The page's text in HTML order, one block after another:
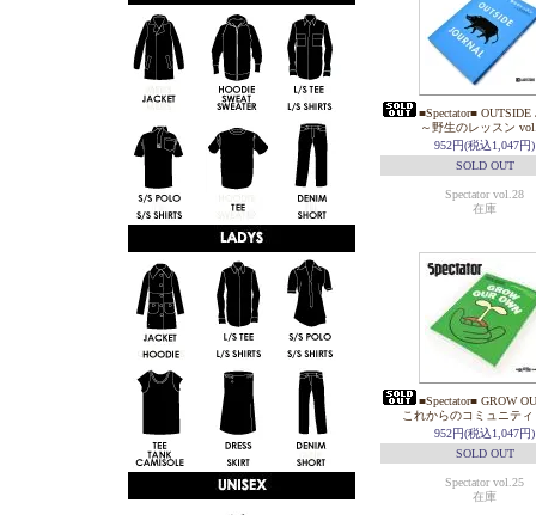
■Spectator■ OUTSIDE
～野生のレッスン
952円(税込1,047円)
SOLD OUT
Spectator vol.28
在庫
■Spectator■ GROW
これからのコミュニティ
952円(税込1,047円)
SOLD OUT
Spectator vol.25
在庫